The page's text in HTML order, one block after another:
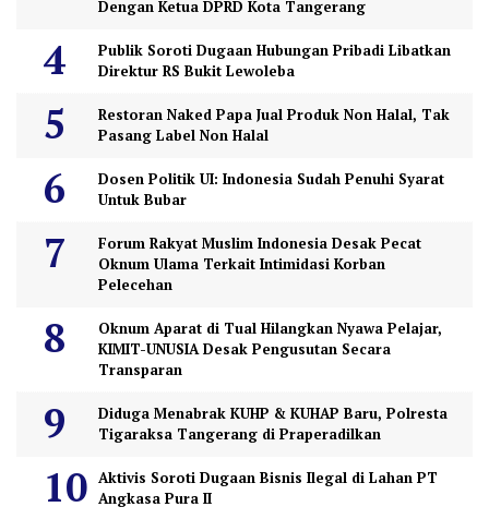
Dengan Ketua DPRD Kota Tangerang
Publik Soroti Dugaan Hubungan Pribadi Libatkan
Direktur RS Bukit Lewoleba
Restoran Naked Papa Jual Produk Non Halal, Tak
Pasang Label Non Halal
Dosen Politik UI: Indonesia Sudah Penuhi Syarat
Untuk Bubar
Forum Rakyat Muslim Indonesia Desak Pecat
Oknum Ulama Terkait Intimidasi Korban
Pelecehan
Oknum Aparat di Tual Hilangkan Nyawa Pelajar,
KIMIT-UNUSIA Desak Pengusutan Secara
Transparan
Diduga Menabrak KUHP & KUHAP Baru, Polresta
Tigaraksa Tangerang di Praperadilkan
Aktivis Soroti Dugaan Bisnis Ilegal di Lahan PT
Angkasa Pura II